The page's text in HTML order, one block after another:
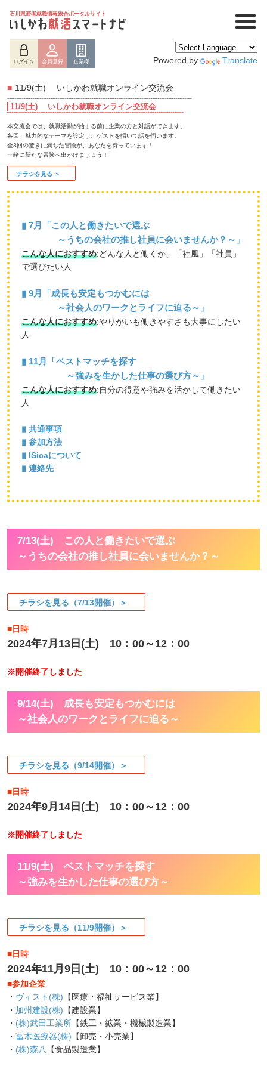
石川県若者就職情報総合ポータルサイト
ログイン 会員登録 企業様 Powered by Translate
ログイン 会員登録 企業様
■ 11/9(土) いしかわ就職オンライン交流会
11/9(土) いしかわ就職オンライン交流会
本交流会では、就職活動が始まる前に企業の方と対話ができます。
各回、魅力的なテーマを設定し、ゲストを招いて話を伺います。
全3回の驚きに満ちた冒険が、あなたを待っています！
一緒に新たな冒険へ出かけましょう！
チラシを見る ＞
▮ 7月「この人と働きたいで選ぶ
～うちの会社の推し社員に会いませんか？～」
こんな人におすすめ:どんな人と働くか、「社風」「社員」
で選びたい人
▮ 9月「成長も安定もつかむには
～社会人のワークとライフに迫る～」
こんな人におすすめ:やりがいも働きやすさも大事にしたい
人
▮ 11月「ベストマッチを探す
～強みを生かした仕事の選び方～」
こんな人におすすめ:自分の得意や強みを活かして働きたい
人
▮ 共通事項
▮ 参加方法
▮ ISicaについて
▮ 連絡先
7/13(土) この人と働きたいで選ぶ
～うちの会社の推し社員に会いませんか？～
チラシを見る（7/13開催）＞
■日時
2024年7月13日(土) 10：00～12：00
※開催終了しました
9/14(土) 成長も安定もつかむには
～社会人のワークとライフに迫る～
チラシを見る（9/14開催）＞
■日時
2024年9月14日(土) 10：00～12：00
※開催終了しました
11/9(土) ベストマッチを探す
～強みを生かした仕事の選び方～
チラシを見る（11/9開催）＞
■日時
2024年11月9日(土) 10：00～12：00
■参加企業
・ ヴィスト(株) 【医療・福祉サービス業】
・ 加州建設(株) 【建設業】
・ (株)武田工業所 【鉄工・鉱業・機械製造業】
・ 冨木医療器(株) 【卸売・小売業】
・ (株)森八 【食品製造業】